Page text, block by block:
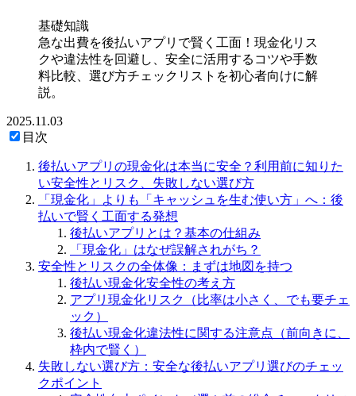
基礎知識
急な出費を後払いアプリで賢く工面！現金化リス
クや違法性を回避し、安全に活用するコツや手数
料比較、選び方チェックリストを初心者向けに解
説。
2025.11.03
目次
後払いアプリの現金化は本当に安全？利用前に知りた
い安全性とリスク、失敗しない選び方
「現金化」よりも「キャッシュを生む使い方」へ：後
払いで賢く工面する発想
後払いアプリとは？基本の仕組み
「現金化」はなぜ誤解されがち？
安全性とリスクの全体像：まずは地図を持つ
後払い現金化安全性の考え方
アプリ現金化リスク（比率は小さく、でも要チェ
ック）
後払い現金化違法性に関する注意点（前向きに、
枠内で賢く）
失敗しない選び方：安全な後払いアプリ選びのチェッ
クポイント